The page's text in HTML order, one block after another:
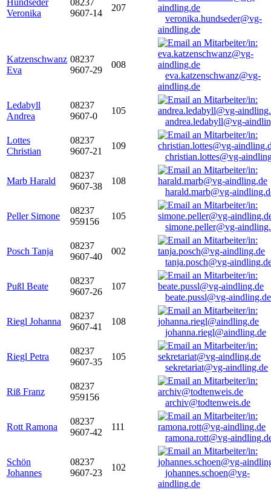
Hundseder
Veronika
08237
9607-14
207
veronika.hundseder@vg-
aindling.de
Katzenschwanz
Eva
08237
9607-29
008
eva.katzenschwanz@vg-
aindling.de
Ledabyll
Andrea
08237
9607-0
105
andrea.ledabyll@vg-
Lottes
Christian
08237
9607-21
109
christian.lottes@vg-
Marb Harald
08237
9607-38
108
harald.marb@vg-
Peller Simone
08237
959156
105
simone.peller@vg-
Posch Tanja
08237
9607-40
002
tanja.posch@vg-
Pußl Beate
08237
9607-26
107
beate.pussl@vg-aindling.de
Riegl Johanna
08237
9607-41
108
johanna.riegl@aindling.de
Riegl Petra
08237
9607-35
105
sekretariat@vg-aindling.de
Riß Franz
08237
959156
archiv@todtenweis.de
Rott Ramona
08237
9607-42
111
ramona.rott@vg-
Schön
Johannes
08237
9607-23
102
johannes.schoen@vg-
aindling.de